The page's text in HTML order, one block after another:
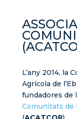
L’any 2014, la
Agrícola de
fundadores de
Comunitats de